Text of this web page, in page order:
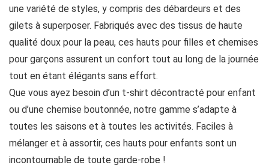
une variété de styles, y compris des débardeurs et des
gilets à superposer. Fabriqués avec des tissus de haute
qualité doux pour la peau, ces hauts pour filles et chemises
pour garçons assurent un confort tout au long de la journée
tout en étant élégants sans effort.
Que vous ayez besoin d’un t-shirt décontracté pour enfant
ou d’une chemise boutonnée, notre gamme s’adapte à
toutes les saisons et à toutes les activités. Faciles à
mélanger et à assortir, ces hauts pour enfants sont un
incontournable de toute garde-robe !